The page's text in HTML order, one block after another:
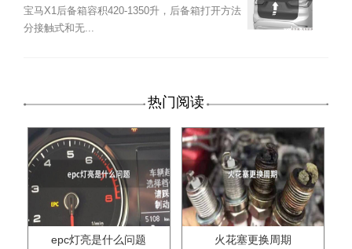
箱怎么开
宝马X1后备箱容积420-1350升，后备箱打开方法
分接触式和无...
热门阅读
epc灯亮是什么问题 火花塞更换周期